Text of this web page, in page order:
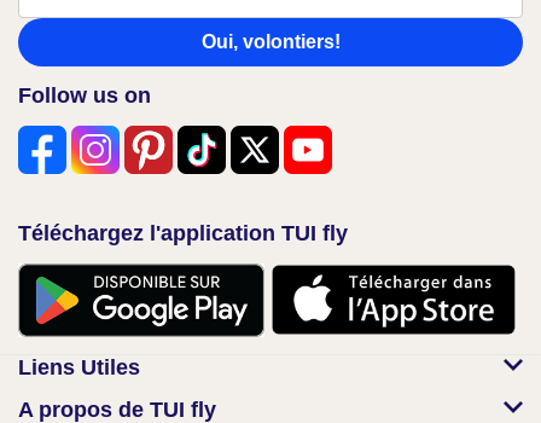
Oui, volontiers!
Follow us on
Téléchargez l'application TUI fly
Liens Utiles
A propos de TUI fly